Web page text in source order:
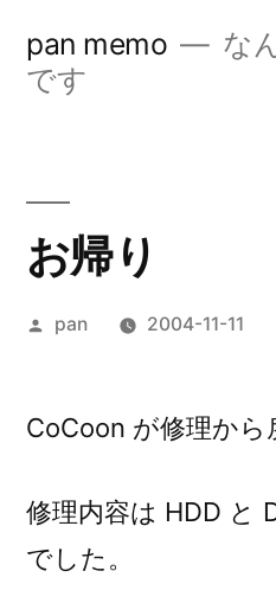
pan memo
な
です
お帰り
投
pan 2004-11-11
CoCoon が修理から
修理内容は HDD と
でした。